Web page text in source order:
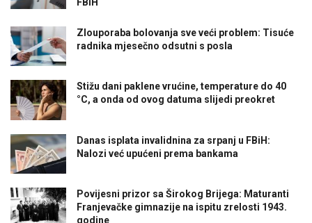
Zlouporaba bolovanja sve veći problem: Tisuće
radnika mjesečno odsutni s posla
Stižu dani paklene vrućine, temperature do 40
°C, a onda od ovog datuma slijedi preokret
Danas isplata invalidnina za srpanj u FBiH:
Nalozi već upućeni prema bankama
Povijesni prizor sa Širokog Brijega: Maturanti
Franjevačke gimnazije na ispitu zrelosti 1943.
godine